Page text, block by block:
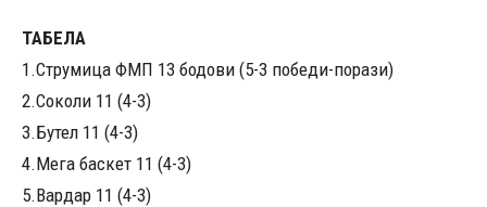
ТАБЕЛА
1.Струмица ФМП 13 бодови (5-3 победи-порази)
2.Соколи 11 (4-3)
3.Бутел 11 (4-3)
4.Мега баскет 11 (4-3)
5.Вардар 11 (4-3)